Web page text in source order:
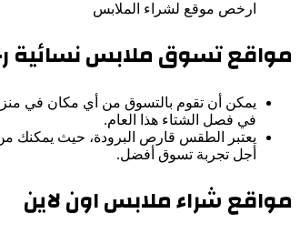
ارخص موقع لشراء الملابس
مواقع تسوق ملابس نسائية
يمكن أن تقوم بالتسوق من أي مكان في
في فصل الشتاء هذا العام.
يعتبر الطقس قارص البرودة، حيث يمكنك من
أجل تجربة تسوق أفضل.
مواقع شراء ملابس اون لاين